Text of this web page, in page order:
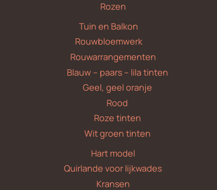
Rozen
Tuin en Balkon
Rouwbloemwerk
Rouwarrangementen
Blauw – paars – lila tinten
Geel, geel oranje
Rood
Roze tinten
Wit groen tinten
Hart model
Quirlande voor lijkwades
Kransen